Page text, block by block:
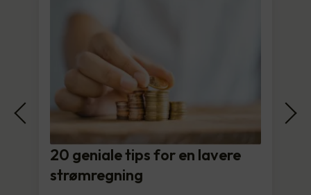
20 geniale tips for en lavere
strømregning